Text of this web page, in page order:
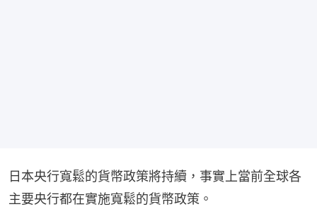
日本央行寬鬆的貨幣政策將持續，事實上當前全球各
主要央行都在實施寬鬆的貨幣政策。